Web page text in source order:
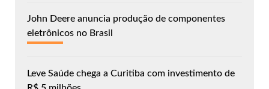
John Deere anuncia produção de componentes
eletrônicos no Brasil
Leve Saúde chega a Curitiba com investimento de